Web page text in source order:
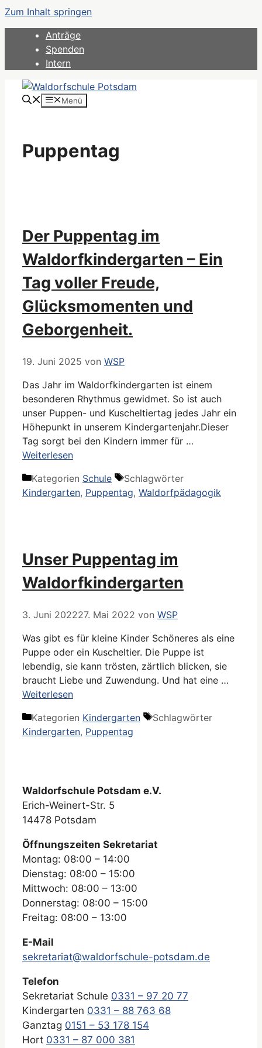
Zum Inhalt springen
Anträge
Spenden
Intern
Menü
Puppentag
Der Puppentag im
Waldorfkindergarten – Ein
Tag voller Freude,
Glücksmomenten und
Geborgenheit.
19. Juni 2025 von WSP
Das Jahr im Waldorfkindergarten ist einem
besonderen Rhythmus gewidmet. So ist auch
unser Puppen- und Kuscheltiertag jedes Jahr ein
Höhepunkt in unserem Kindergartenjahr.Dieser
Tag sorgt bei den Kindern immer für …
Weiterlesen
Kategorien Schule
Schlagwörter
Kindergarten, Puppentag, Waldorfpädagogik
Unser Puppentag im
Waldorfkindergarten
3. Juni 202227. Mai 2022 von WSP
Was gibt es für kleine Kinder Schöneres als eine
Puppe oder ein Kuscheltier. Die Puppe ist
lebendig, sie kann trösten, zärtlich blicken, sie
braucht Liebe und Zuwendung. Und hat eine …
Weiterlesen
Kategorien Kindergarten
Schlagwörter
Kindergarten, Puppentag
Waldorfschule Potsdam e.V.
Erich-Weinert-Str. 5
14478 Potsdam
Öffnungszeiten Sekretariat
Montag: 08:00 – 14:00
Dienstag: 08:00 – 15:00
Mittwoch: 08:00 – 13:00
Donnerstag: 08:00 – 15:00
Freitag: 08:00 – 13:00
E-Mail
sekretariat@waldorfschule-potsdam.de
Telefon
Sekretariat Schule 0331 – 97 20 77
Kindergarten 0331 – 88 763 68
Ganztag 0151 – 53 178 154
Hort 0331 – 87 000 381